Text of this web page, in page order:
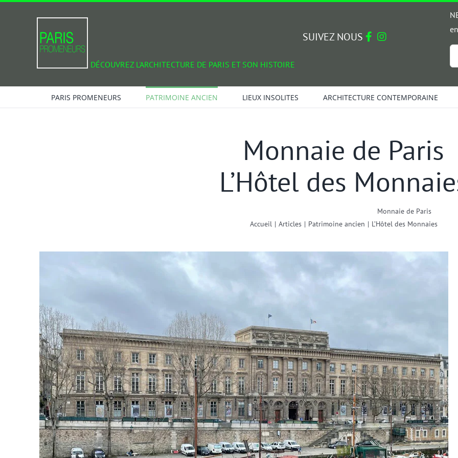
DÉCOUVREZ L'ARCHITECTURE DE PARIS ET SON HISTOIRE
SUIVEZ NOUS
*
PARIS PROMENEURS PATRIMOINE ANCIEN LIEUX INSOLITES ARCHITECTURE CONTEMPORAINE
Monnaie de Paris
L’Hôtel des
Accueil | Articles | Patrimoine ancien |
Monnaie de Paris
L’Hôtel des Monnaies